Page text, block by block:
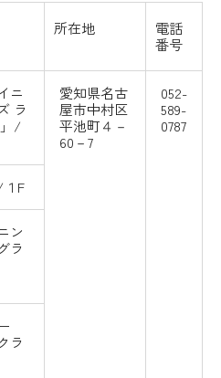
所在地
電話
番号
ニ
ラ
」/
愛知県名古
屋市中村区
平池町４－
60－7
052-
589-
0787
F
ン
ラ
ラ